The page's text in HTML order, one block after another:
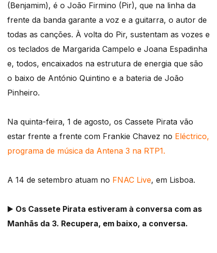
(Benjamim), é o João Firmino (Pir), que na linha da
frente da banda garante a voz e a guitarra, o autor de
todas as canções. À volta do Pir, sustentam as vozes e
os teclados de Margarida Campelo e Joana Espadinha
e, todos, encaixados na estrutura de energia que são
o baixo de António Quintino e a bateria de João
Pinheiro.
Na quinta-feira, 1 de agosto, os Cassete Pirata vão
estar frente a frente com Frankie Chavez no Eléctrico,
programa de música da Antena 3 na RTP1.
A 14 de setembro atuam no FNAC Live, em Lisboa.
▶️ Os Cassete Pirata estiveram à conversa com as
Manhãs da 3. Recupera, em baixo, a conversa.